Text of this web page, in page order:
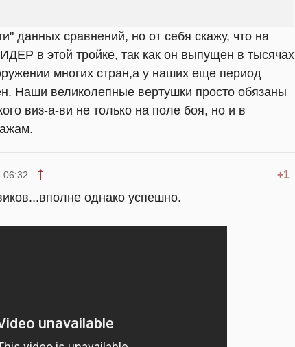
данных сравнений, но от себя скажу, что на
в этой тройке, так как он выпущен в тысячах
многих стран,а у наших еще период
Наши великолепные вертушки просто обязаны
виз-а-ви не только на поле боя, но и в
+1
06:32
однако успешно.